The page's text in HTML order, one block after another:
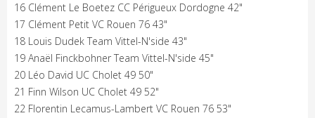
16 Clément Le Boetez CC Périgueux Dordogne 42"
17 Clément Petit VC Rouen 76 43"
18 Louis Dudek Team Vittel-N'side 43"
19 Anaël Finckbohner Team Vittel-N'side 45"
20 Léo David UC Cholet 49 50"
21 Finn Wilson UC Cholet 49 52"
22 Florentin Lecamus-Lambert VC Rouen 76 53"